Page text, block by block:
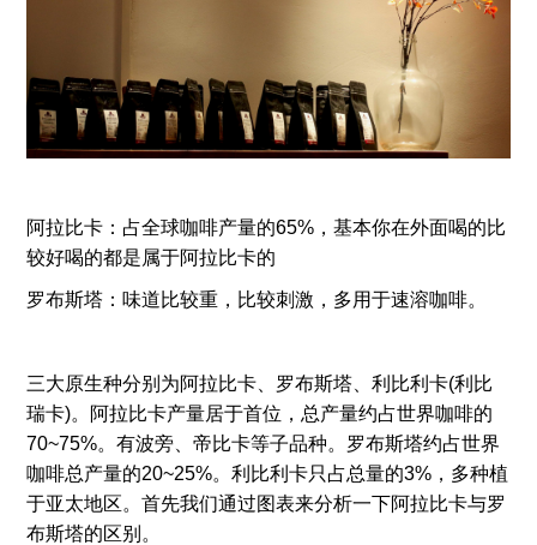
阿拉比卡：占全球咖啡产量的65%，基本你在外面喝的比
较好喝的都是属于阿拉比卡的
罗布斯塔：味道比较重，比较刺激，多用于速溶咖啡。
三大原生种分别为阿拉比卡、罗布斯塔、利比利卡(利比
瑞卡)。阿拉比卡产量居于首位，总产量约占世界咖啡的
70~75%。有波旁、帝比卡等子品种。罗布斯塔约占世界
咖啡总产量的20~25%。利比利卡只占总量的3%，多种植
于亚太地区。首先我们通过图表来分析一下阿拉比卡与罗
布斯塔的区别。